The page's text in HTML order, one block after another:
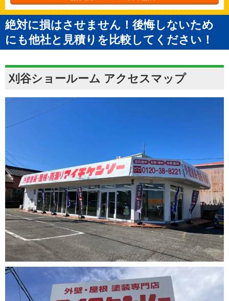
絶対に損はさせません！後悔しないため
にも他社と見積りを比較してください！
刈谷ショールーム アクセスマップ